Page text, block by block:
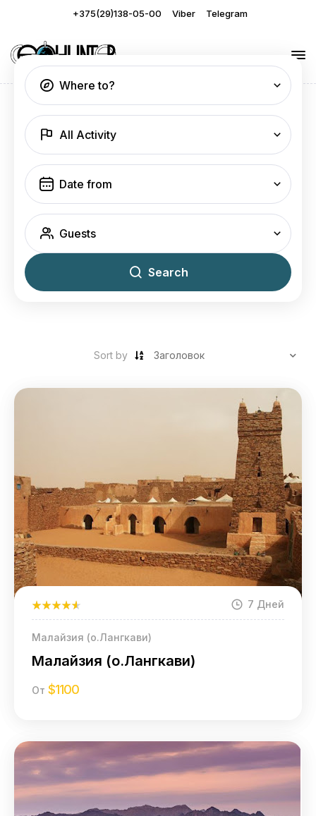
+375(29)138-05-00 Viber Telegram
Where to?
All Activity
Guests
Search
Sort by
7 Дней
Малайзия (о.Лангкави)
Малайзия (о.Лангкави)
От $1100